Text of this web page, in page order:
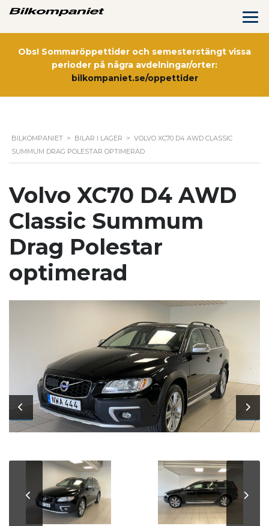
Obs! Sommaröppettider och semesterstängt vissa
perioder på några avdelningar/orter:
bilkompaniet.se/oppettider
BILKOMPANIET > BILAR I LAGER > VOLVO XC70 D4 AWD CLASSIC
SUMMUM DRAG POLESTAR OPTIMERAD
Volvo XC70 D4 AWD
Classic Summum
Drag Polestar
optimerad